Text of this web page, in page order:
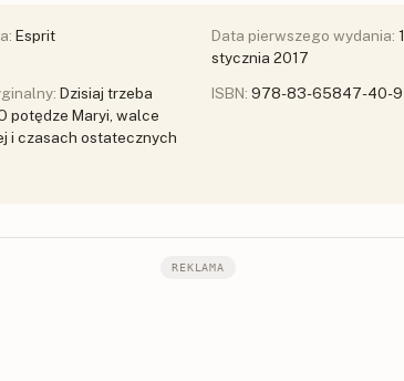
Esprit Data pierwszego wydania: 1
stycznia 2017
Dzisiaj trzeba
potędze Maryi, walce
i czasach ostatecznych
ISBN: 978-83-65847-40-9
REKLAMA